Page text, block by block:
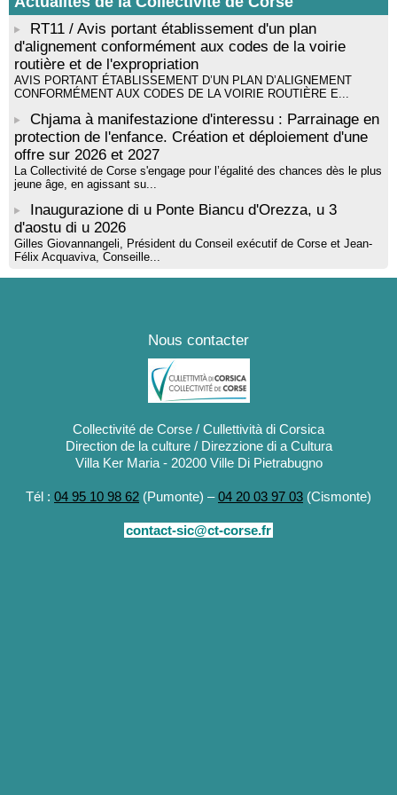
RT11 / Avis portant établissement d'un plan
d'alignement conformément aux codes de la voirie
routière et de l'expropriation
AVIS PORTANT ÉTABLISSEMENT D’UN PLAN D’ALIGNEMENT
CONFORMÉMENT AUX CODES DE LA VOIRIE ROUTIÈRE E...
Chjama à manifestazione d'interessu : Parrainage en
protection de l'enfance. Création et déploiement d'une
offre sur 2026 et 2027
La Collectivité de Corse s'engage pour l’égalité des chances dès le plus
jeune âge, en agissant su...
Inaugurazione di u Ponte Biancu d'Orezza, u 3
d'aostu di u 2026
Gilles Giovannangeli, Président du Conseil exécutif de Corse et Jean-
Félix Acquaviva, Conseille...
Nous contacter
Collectivité de Corse / Cullettività di Corsica
Direction de la culture / Direzzione di a Cultura
Villa Ker Maria - 20200 Ville Di Pietrabugno
Tél : 04 95 10 98 62 (Pumonte) –04 20 03 97 03 (Cismonte)
contact-sic@ct-corse.fr